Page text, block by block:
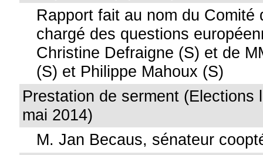
Rapport fait au nom du Comité
chargé des questions
Christine Defraigne (S) et de
(S) et Philippe Mahoux (S)
Prestation de serment (Elections
mai 2014)
M. Jan Becaus, sénateur